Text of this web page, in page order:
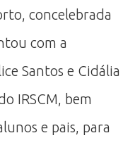
concelebrada
com a
Santos e Cidália
IRSCM, bem
e pais, para